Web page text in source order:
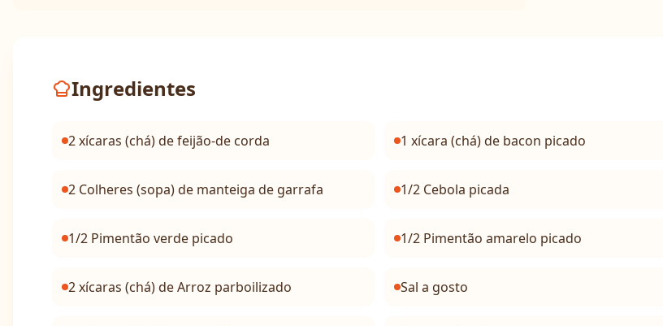
Ingredientes
2 xícaras (chá) de feijão-de corda 1 xícara (chá) de bacon picado
2 Colheres (sopa) de manteiga de garrafa 1/2 Cebola picada
1/2 Pimentão verde picado 1/2 Pimentão amarelo picado
2 xícaras (chá) de Arroz parboilizado Sal a gosto